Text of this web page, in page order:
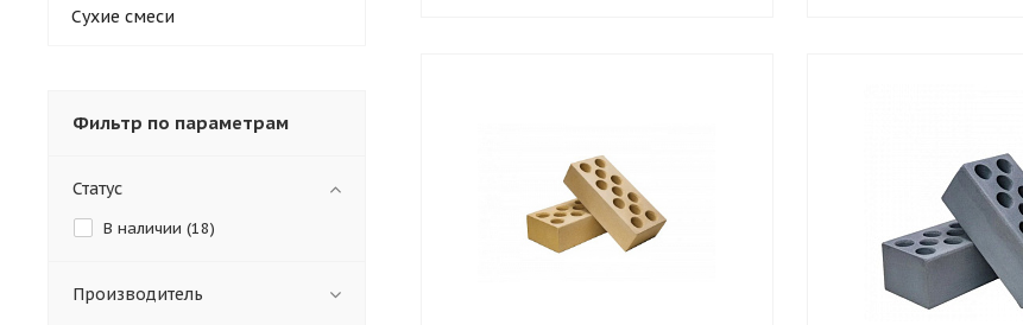
Сухие смеси
Фильтр по параметрам
Статус
В наличии (18)
Производитель